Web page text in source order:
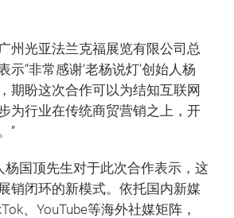
州光亚法兰克福展览有限公司总
示“非常感谢‘老杨说灯’创始人杨
期盼这次合作可以为结知互联网
为行业在传统商贸营销之上，开
”
杨国顶先生对于此次合作表示，这
销闭环的新模式。依托国内新媒
、YouTube等海外社媒矩阵，